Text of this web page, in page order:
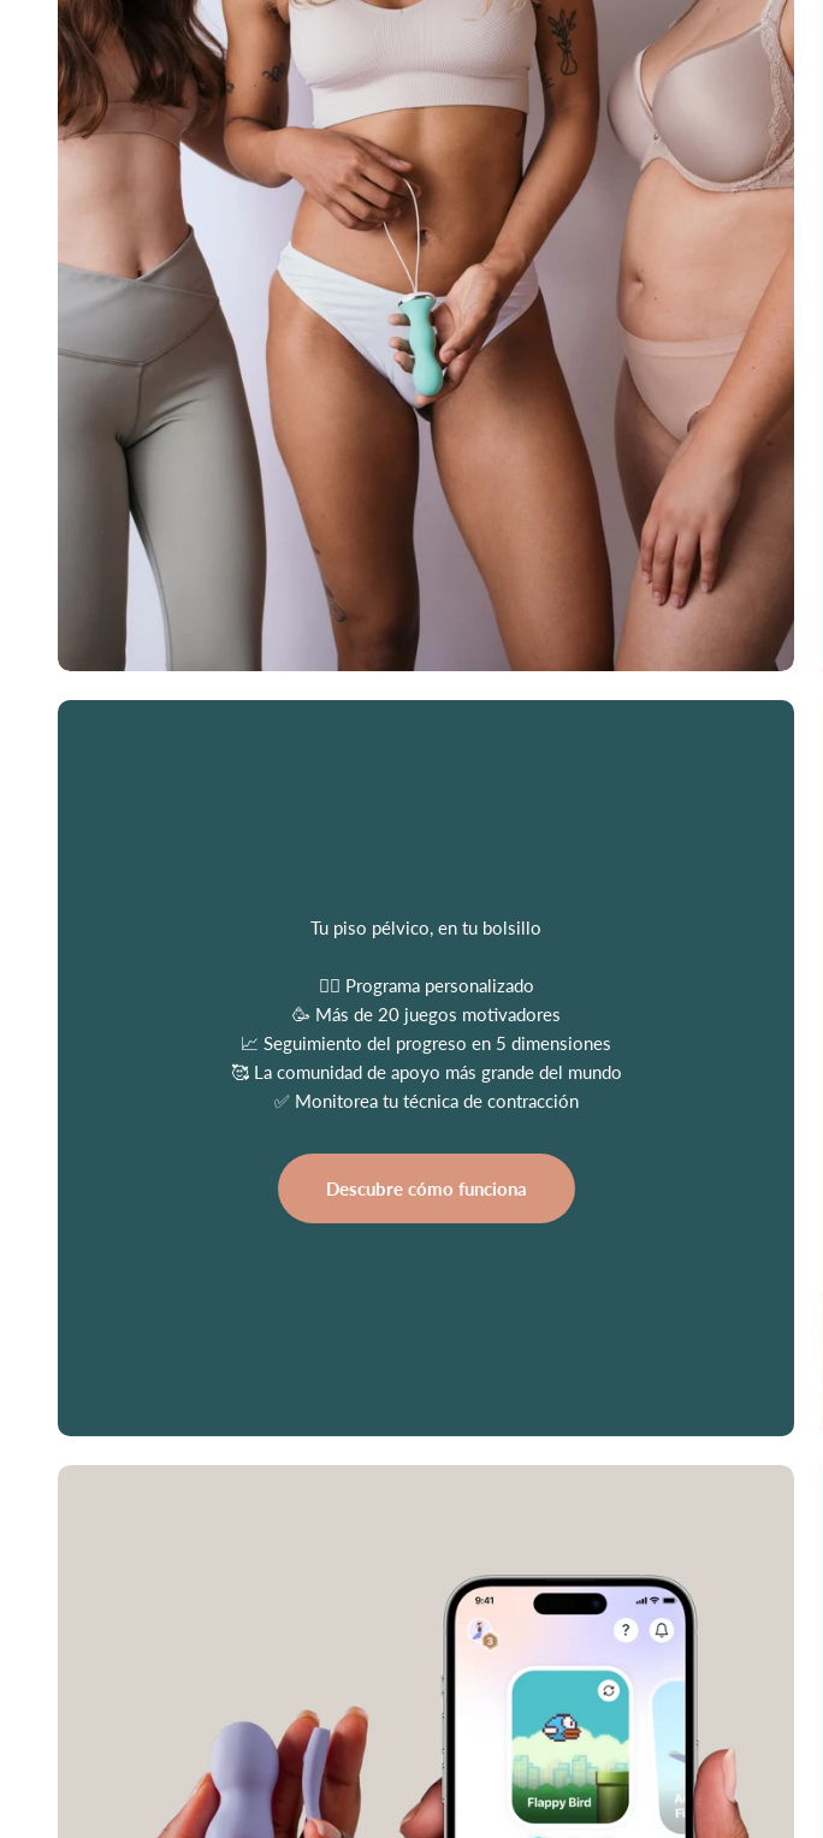
Tu piso pélvico, en tu bolsillo
👩‍⚕️ Programa personalizado
🥳 Más de 20 juegos motivadores
📈 Seguimiento del progreso en 5 dimensiones
🥰 La comunidad de apoyo más grande del mundo
✅ Monitorea tu técnica de contracción
Descubre cómo funciona